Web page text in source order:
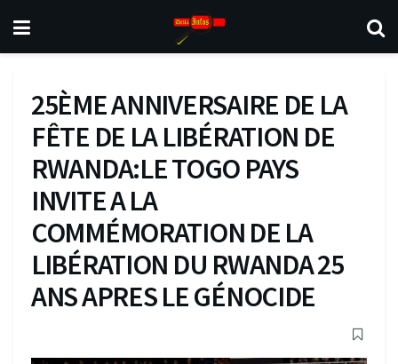
25ÈME ANNIVERSAIRE DE LA
FÊTE DE LA LIBÉRATION DE
RWANDA:LE TOGO PAYS
INVITE A LA
COMMÉMORATION DE LA
LIBÉRATION DU RWANDA 25
ANS APRES LE GÉNOCIDE